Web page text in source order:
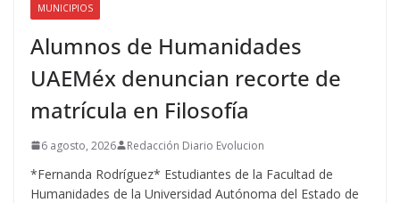
MUNICIPIOS
Alumnos de Humanidades
UAEMéx denuncian recorte de
matrícula en Filosofía
6 agosto, 2026 Redacción Diario Evolucion
*Fernanda Rodríguez* Estudiantes de la Facultad de
Humanidades de la Universidad Autónoma del Estado de